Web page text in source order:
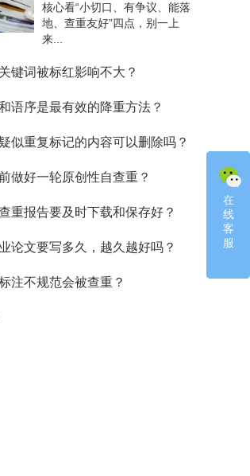
在
线
客
服
核心看“小切口、有争议、能落
地、查重友好”四点，别一上
来...
键词被标红影响不大？
语序是最有效的降重方法？
似重复标记的内容可以删除吗？
做好一轮原创性自查重？
重报告要及时下载和保存好？
论文要写多久，越久越好吗？
注不规范会被查重？
在
线
客
服